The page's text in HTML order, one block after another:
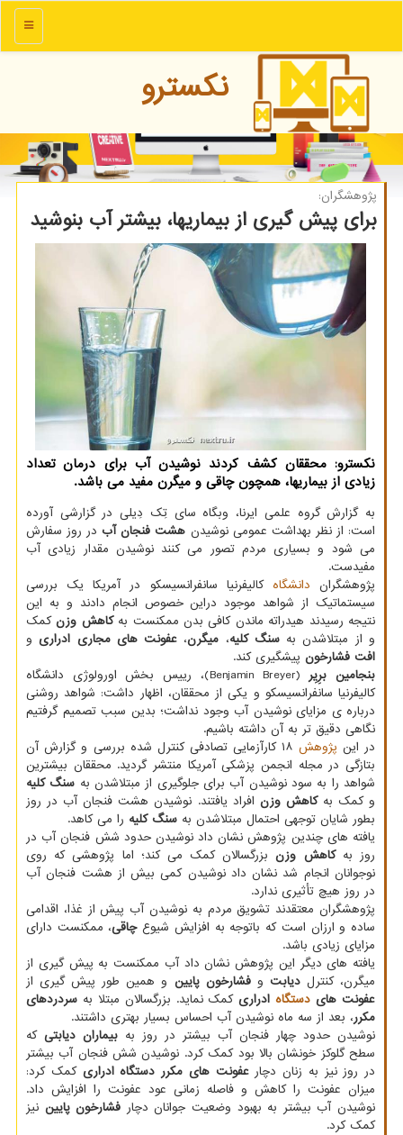
منو
نكسترو
پژوهشگران:
برای پیش گیری از بیماریها، بیشتر آب بنوشید
نکسترو: محققان کشف کردند نوشیدن آب برای درمان تعداد
زیادی از بیماریها، همچون چاقی و میگرن مفید می باشد.
به گزارش گروه علمی ایرنا، وبگاه سای تِک دِیلی در گزارشی آورده
است: از نظر بهداشت عمومی نوشیدن هشت فنجان آب در روز سفارش
می شود و بسیاری مردم تصور می کنند نوشیدن مقدار زیادی آب
مفیدست.
پژوهشگران دانشگاه کالیفرنیا سانفرانسیسکو در آمریکا یک بررسی
سیستماتیک از شواهد موجود دراین خصوص انجام دادند و به این
نتیجه رسیدند هیدراته ماندن کافی بدن ممکنست بهکاهش وزنکمک
و از مبتلاشدن بهسنگ کلیه، میگرن، عفونت های مجاری ادراریو
افت فشارخون پیشگیری کند.
بنجامین برِیِر
(Benjamin Breyer)، رییس بخش اورولوژی دانشگاه
کالیفرنیا سانفرانسیسکو و یکی از محققان، اظهار داشت: شواهد روشنی
درباره ی مزایای نوشیدن آب وجود نداشت؛ بدین سبب تصمیم گرفتیم
نگاهی دقیق تر به آن داشته باشیم.
در این پژوهش
۱۸ کارآزمایی تصادفی کنترل شده بررسی و گزارش آن
بتازگی در مجله انجمن پزشکی آمریکا منتشر گردید. محققان بیشترین
شواهد را به سود نوشیدن آب برای جلوگیری از مبتلاشدن به سنگ کلیه
و کمک به کاهش وزن افراد یافتند. نوشیدن هشت فنجان آب در روز
بطور شایان توجهی احتمال مبتلاشدن به سنگ کلیه را می کاهد.
یافته های چندین پژوهش نشان داد نوشیدن حدود شش فنجان آب در
روز به کاهش وزنبزرگسالان کمک می کند؛ اما پژوهشی که روی
نوجوانان انجام شد نشان داد نوشیدن کمی بیش از هشت فنجان آب
در روز هیچ تأثیری ندارد.
پژوهشگران معتقدند تشویق مردم به نوشیدن آب پیش از غذا، اقدامی
ساده و ارزان است که باتوجه به افزایش شیوعچاقی، ممکنست دارای
مزایای زیادی باشد.
یافته های دیگر این پژوهش نشان داد آب ممکنست به پیش گیری از
میگرن، کنترلدیابت وفشارخون پایین و همین طور پیش گیری از
عفونت های دستگاهادراریکمک نماید. بزرگسالان مبتلا به سردردهای
مکرر، بعد از سه ماه نوشیدن آب احساس بسیار بهتری داشتند.
نوشیدن حدود چهار فنجان آب بیشتر در روز به بیماران دیابتی که
سطح گلوکز خونشان بالا بود کمک کرد. نوشیدن شش فنجان آب بیشتر
در روز نیز به زنان دچارعفونت های مکرر دستگاه ادراری کمک کرد:
میزان عفونت را کاهش و فاصله زمانی عود عفونت را افزایش داد.
نوشیدن آب بیشتر به بهبود وضعیت جوانان دچار فشارخون پایین نیز
کمک کرد.